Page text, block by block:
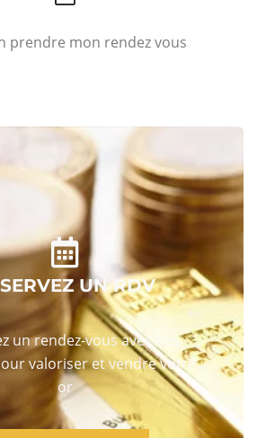
prendre mon rendez vous
UN RDV
un rendez-vous avec nos
valoriser et vendre votre
or